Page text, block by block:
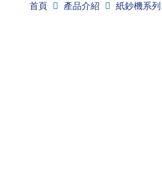
首頁 產品介紹 紙鈔機系列